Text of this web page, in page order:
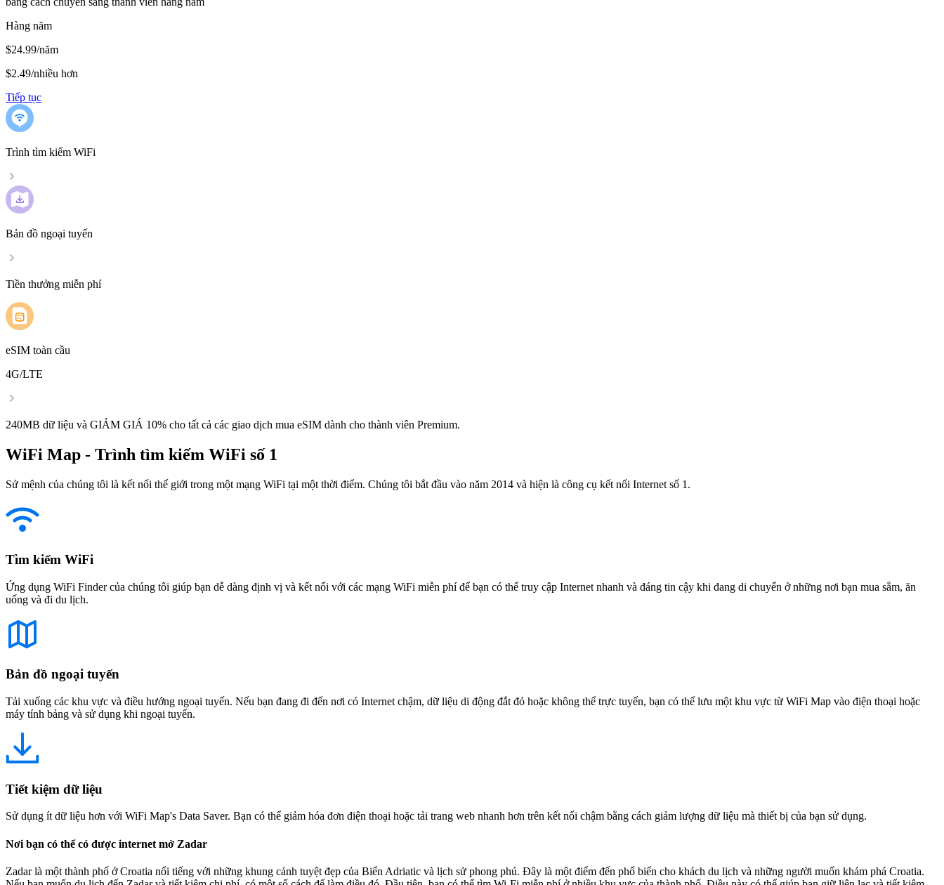
Hàng năm
$24.99/năm
$2.49/nhiều hơn
Tiếp tục
Trình tìm kiếm WiFi
Bản đồ ngoại tuyến
Tiền thưởng miễn phí
eSIM toàn cầu
4G/LTE
240MB dữ liệu và GIẢM GIÁ 10% cho tất cả các giao dịch mua eSIM dành cho thành viên Premium.
WiFi Map - Trình tìm kiếm WiFi số 1
Sứ mệnh của chúng tôi là kết nối thế giới trong một mạng WiFi tại một thời điểm. Chúng tôi bắt đầu vào năm 2014 và hiện là công cụ kết nối Internet số 1.
Tìm kiếm WiFi
Ứng dụng WiFi Finder của chúng tôi giúp bạn dễ dàng định vị và kết nối với các mạng WiFi miễn phí để bạn có thể truy cập Internet nhanh và đáng tin cậy khi đang di chuyển ở những nơi bạn mua sắm, ăn
uống và đi du lịch.
Bản đồ ngoại tuyến
Tải xuống các khu vực và điều hướng ngoại tuyến. Nếu bạn đang đi đến nơi có Internet chậm, dữ liệu di động đắt đỏ hoặc không thể trực tuyến, bạn có thể lưu một khu vực từ WiFi Map vào điện thoại hoặc
máy tính bảng và sử dụng khi ngoại tuyến.
Tiết kiệm dữ liệu
Sử dụng ít dữ liệu hơn với WiFi Map's Data Saver. Bạn có thể giảm hóa đơn điện thoại hoặc tải trang web nhanh hơn trên kết nối chậm bằng cách giảm lượng dữ liệu mà thiết bị của bạn sử dụng.
Nơi bạn có thể có được internet mở Zadar
Zadar là một thành phố ở Croatia nổi tiếng với những khung cảnh tuyệt đẹp của Biển Adriatic và lịch sử phong phú. Đây là một điểm đến phổ biến cho khách du lịch và những người muốn khám phá Croatia.